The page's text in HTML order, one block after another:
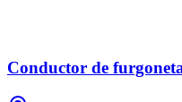
Conductor de